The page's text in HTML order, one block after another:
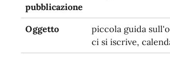
pubblicazione
Oggetto
piccola guida
ci si iscrive,